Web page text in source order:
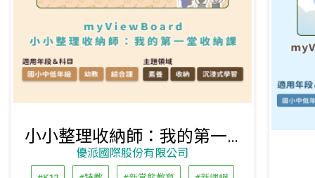
小小整理收納師：我的第一堂收納課
優派國際股份有限公司